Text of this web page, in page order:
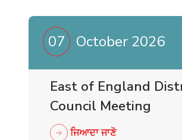
07 October 2026
East of England
Council Meeting
ਜਿਆਦਾ ਜਾਣੋ